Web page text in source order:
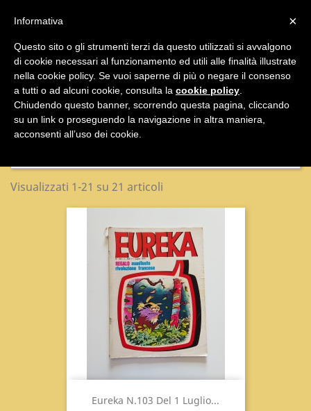


Umoristici
Visualizzati 1-21 su 21 articoli
Eureka N.103 Del 1 Luglio...
×
Informativa
Questo sito o gli strumenti terzi da questo utilizzati si avvalgono
di cookie necessari al funzionamento ed utili alle finalità illustrate
nella cookie policy. Se vuoi saperne di più o negare il consenso
a tutti o ad alcuni cookie, consulta la cookie policy
Chiudendo questo banner, scorrendo questa pagina, cliccando
su un link o proseguendo la navigazione in altra maniera,
acconsenti all’uso dei cookie.